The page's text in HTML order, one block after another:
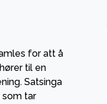
for att å
til en
Satsinga
tar